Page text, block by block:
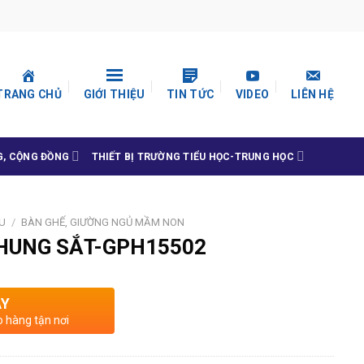
CHỦ GIỚI THIỆU TIN TỨC VIDEO LIÊN HỆ
CỘNG ĐỒNG THIẾT BỊ TRƯỜNG TIỂU HỌC-TRUNG HỌC
/ BÀN GHẾ, GIƯỜNG NGỦ MẦM NON
SẮT-GPH15502
hàng tận nơi